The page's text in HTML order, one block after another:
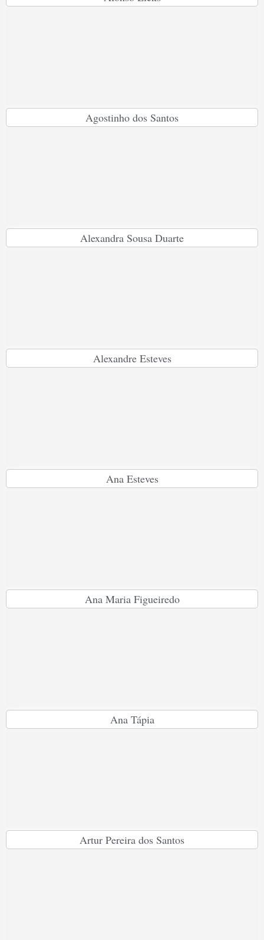
Agostinho dos Santos
Alexandra Sousa Duarte
Alexandre Esteves
Ana Esteves
Ana Maria Figueiredo
Ana Tápia
Artur Pereira dos Santos